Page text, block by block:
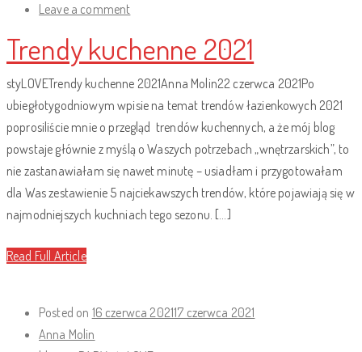
Leave a comment
Trendy kuchenne 2021
styLOVETrendy kuchenne 2021Anna Molin22 czerwca 2021Po
ubiegłotygodniowym wpisie na temat trendów łazienkowych 2021
poprosiliście mnie o przegląd trendów kuchennych, a że mój blog
powstaje głównie z myślą o Waszych potrzebach „wnętrzarskich”, to
nie zastanawiałam się nawet minutę – usiadłam i przygotowałam
dla Was zestawienie 5 najciekawszych trendów, które pojawiają się w
najmodniejszych kuchniach tego sezonu. […]
Read Full Article
Posted on 16 czerwca 202117 czerwca 2021
Anna Molin